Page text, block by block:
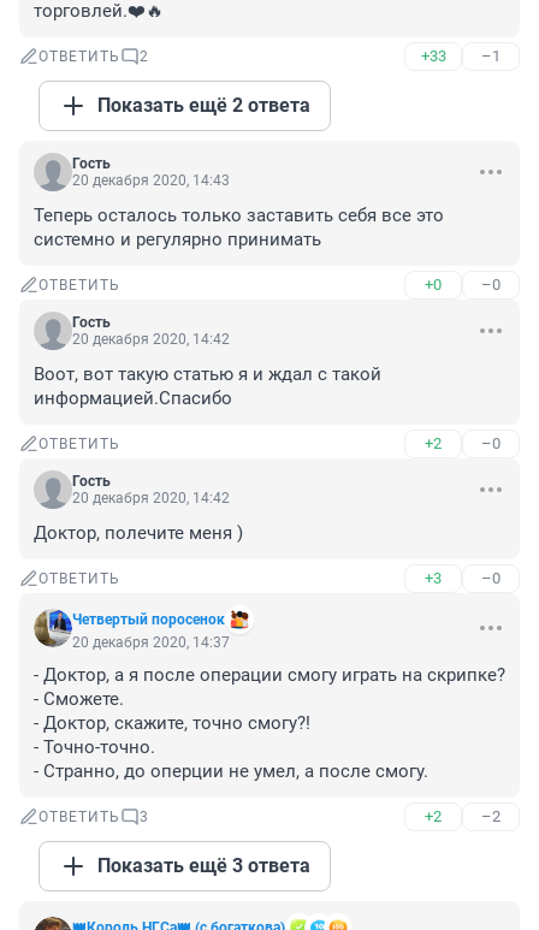
торговлей.❤️🔥
ОТВЕТИТЬ 2 +33 –1
Показать ещё 2 ответа
Гость
20 декабря 2020, 14:43
Теперь осталось только заставить себя все это
системно и регулярно принимать
ОТВЕТИТЬ +0 –0
Гость
20 декабря 2020, 14:42
Воот, вот такую статью я и ждал с такой
информацией.Спасибо
ОТВЕТИТЬ +2 –0
Гость
20 декабря 2020, 14:42
Доктор, полечите меня )
ОТВЕТИТЬ +3 –0
Четвертый поросенок
20 декабря 2020, 14:37
- Доктор, а я после операции смогу играть на скрипке?
- Сможете.
- Доктор, скажите, точно смогу?!
- Точно-точно.
- Странно, до оперции не умел, а после смогу.
ОТВЕТИТЬ 3 +2 –2
Показать ещё 3 ответа